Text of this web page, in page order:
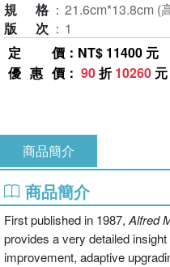
規格 ： 21.6cm*13.8cm (
版次 ： 1
定價 ：NT$ 11400 元
優惠價 ： 90折10260 元
商品簡介
商品簡介
First published in 1987, Alfred
provides a very detailed
improvement, adaptive